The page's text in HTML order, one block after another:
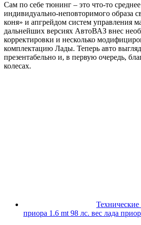
Сам по себе тюнинг – это что-то
индивидуально-неповторимого образа
коня» и апгрейдом систем управления
дальнейших версиях АвтоВАЗ внес
корректировки и несколько
комплектацию Лады. Теперь авто
презентабельно и, в первую очередь,
колесах.
Технические
приора 1.6 mt 98 лс. вес лада